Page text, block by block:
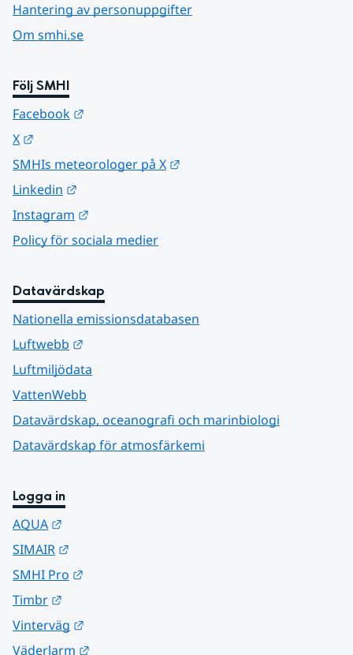
Hantering av personuppgifter
Om smhi.se
Följ SMHI
Facebook
X
SMHIs meteorologer på X
Linkedin
Instagram
Policy för sociala medier
Datavärdskap
Nationella emissionsdatabasen
Luftwebb
Luftmiljödata
VattenWebb
Datavärdskap, oceanografi och marinbiologi
Datavärdskap för atmosfärkemi
Logga in
AQUA
SIMAIR
SMHI Pro
Timbr
Vinterväg
Väderlarm